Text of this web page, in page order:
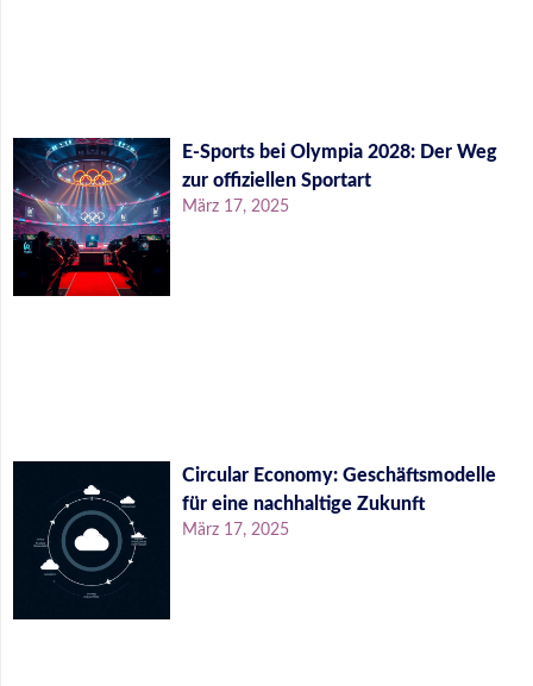
E-Sports bei Olympia 2028: Der Weg
zur offiziellen Sportart
März 17, 2025
Circular Economy: Geschäftsmodelle
für eine nachhaltige Zukunft
März 17, 2025